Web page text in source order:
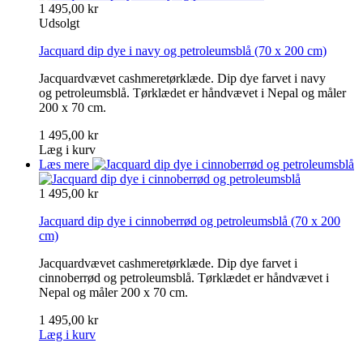
1 495,00 kr
Udsolgt
Jacquard dip dye i navy og petroleumsblå (70 x 200 cm)
Jacquardvævet cashmeretørklæde. Dip dye farvet i navy
og petroleumsblå. Tørklædet er håndvævet i Nepal og måler
200 x 70 cm.
1 495,00 kr
Læg i kurv
Læs mere
1 495,00 kr
Jacquard dip dye i cinnoberrød og petroleumsblå (70 x 200
cm)
Jacquardvævet cashmeretørklæde. Dip dye farvet i
cinnoberrød og petroleumsblå. Tørklædet er håndvævet i
Nepal og måler 200 x 70 cm.
1 495,00 kr
Læg i kurv